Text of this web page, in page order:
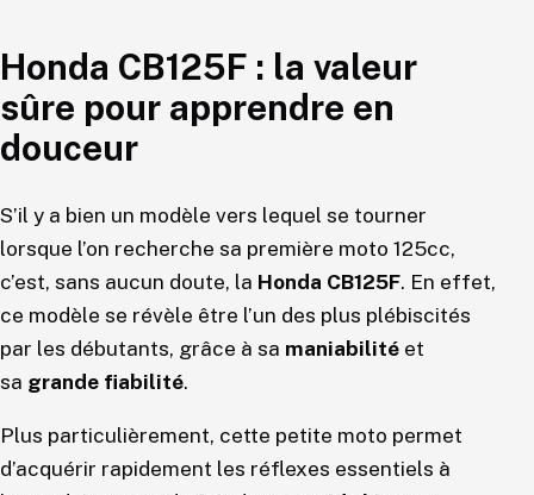
Honda CB125F : la valeur
sûre pour apprendre en
douceur
S’il y a bien un modèle vers lequel se tourner
lorsque l’on recherche sa première moto 125cc,
c’est, sans aucun doute, la Honda CB125F. En effet,
ce modèle se révèle être l’un des plus plébiscités
par les débutants, grâce à sa maniabilité et
sa grande fiabilité.
Plus particulièrement, cette petite moto permet
d’acquérir rapidement les réflexes essentiels à